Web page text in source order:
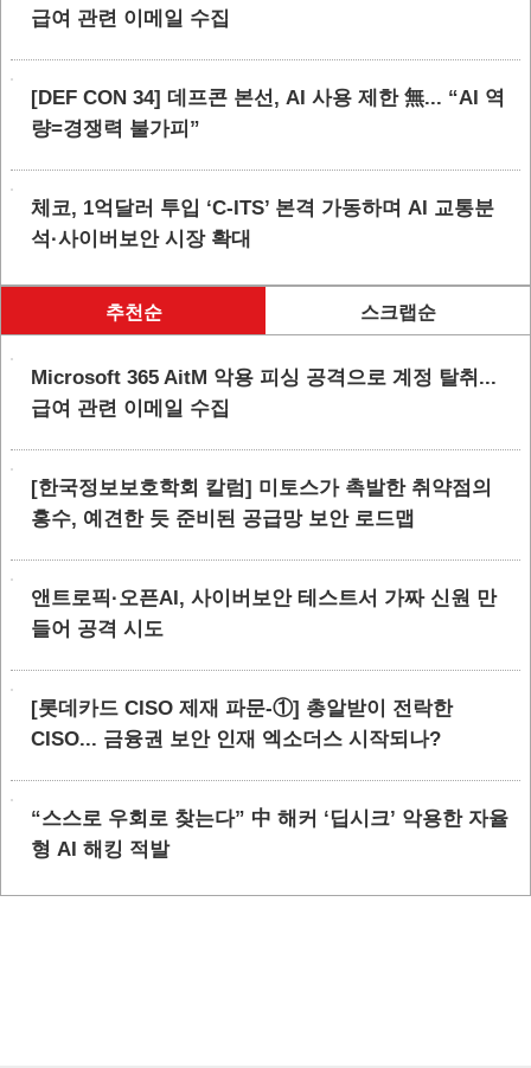
급여 관련 이메일 수집
[DEF CON 34] 데프콘 본선, AI 사용 제한 無... “AI 역
량=경쟁력 불가피”
체코, 1억달러 투입 ‘C-ITS’ 본격 가동하며 AI 교통분
석·사이버보안 시장 확대
추천순 스크랩순
Microsoft 365 AitM 악용 피싱 공격으로 계정 탈취...
급여 관련 이메일 수집
[한국정보보호학회 칼럼] 미토스가 촉발한 취약점의
홍수, 예견한 듯 준비된 공급망 보안 로드맵
앤트로픽·오픈AI, 사이버보안 테스트서 가짜 신원 만
들어 공격 시도
[롯데카드 CISO 제재 파문-①] 총알받이 전락한
CISO... 금융권 보안 인재 엑소더스 시작되나?
“스스로 우회로 찾는다” 中 해커 ‘딥시크’ 악용한 자율
형 AI 해킹 적발